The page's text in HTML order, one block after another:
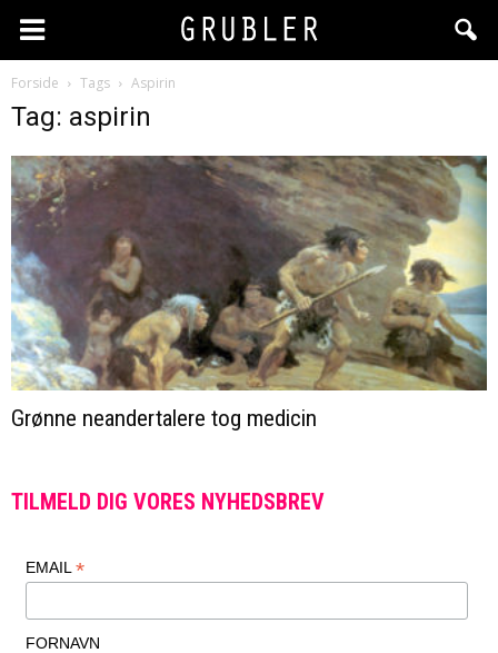
Forside Tags Aspirin
Tag: aspirin
Grønne neandertalere tog medicin
TILMELD DIG VORES NYHEDSBREV
EMAIL*
FORNAVN